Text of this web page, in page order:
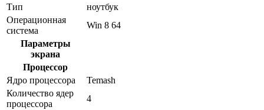
Тип
ноутбук
Операционная
система
Win 8 64
Параметры
экрана
Процессор
Ядро процессора
Temash
Количество ядер
процессора
4